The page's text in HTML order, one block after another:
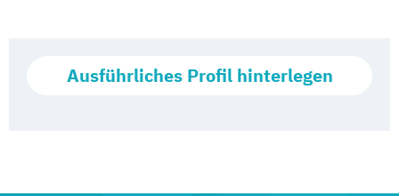
Ausführliches Profil hinterlegen